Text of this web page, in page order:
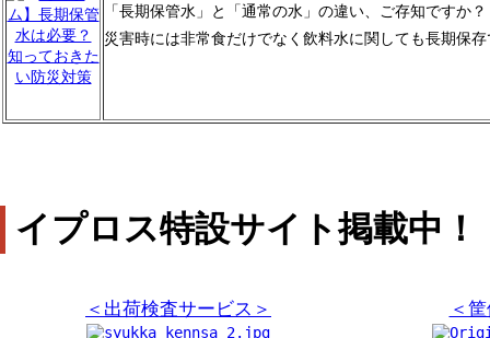
「長期保管水」と「通常の水」の違い、ご存知ですか？
災害時には非常食だけでなく飲料水に関しても長期保
イプロス特設サイト掲載中！
＜出荷検査サービス＞ ＜